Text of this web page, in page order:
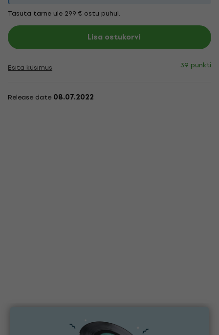
Tasuta tarne üle 299 € ostu puhul.
Lisa ostukorvi
Esita küsimus 39 punkti
Release date 08.07.2022